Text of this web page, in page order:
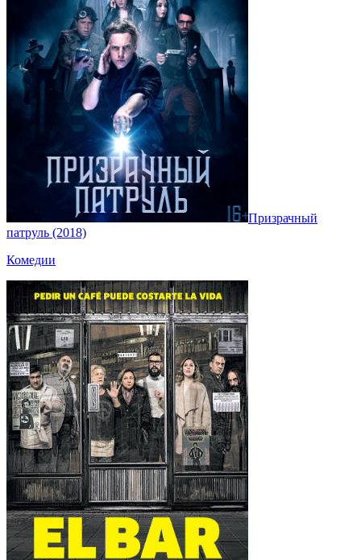
Призрачный
патруль (2018)
Комедии